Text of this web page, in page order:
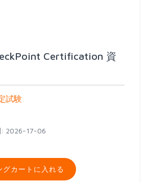
Certification 資
試験
: 2026-17-06
グカートに入れる